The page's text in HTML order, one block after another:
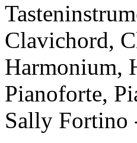
Clavichord,
Harmonium,
Pianoforte,
Sally Fortino